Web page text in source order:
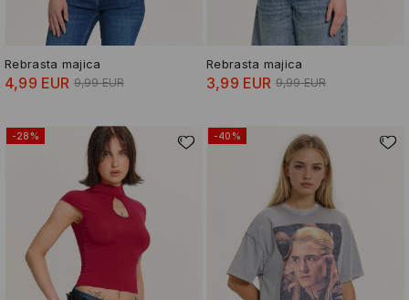
Rebrasta majica
4,99 EUR 9,99 EUR
Rebrasta majica
3,99 EUR 9,99 EUR
-28% -40%